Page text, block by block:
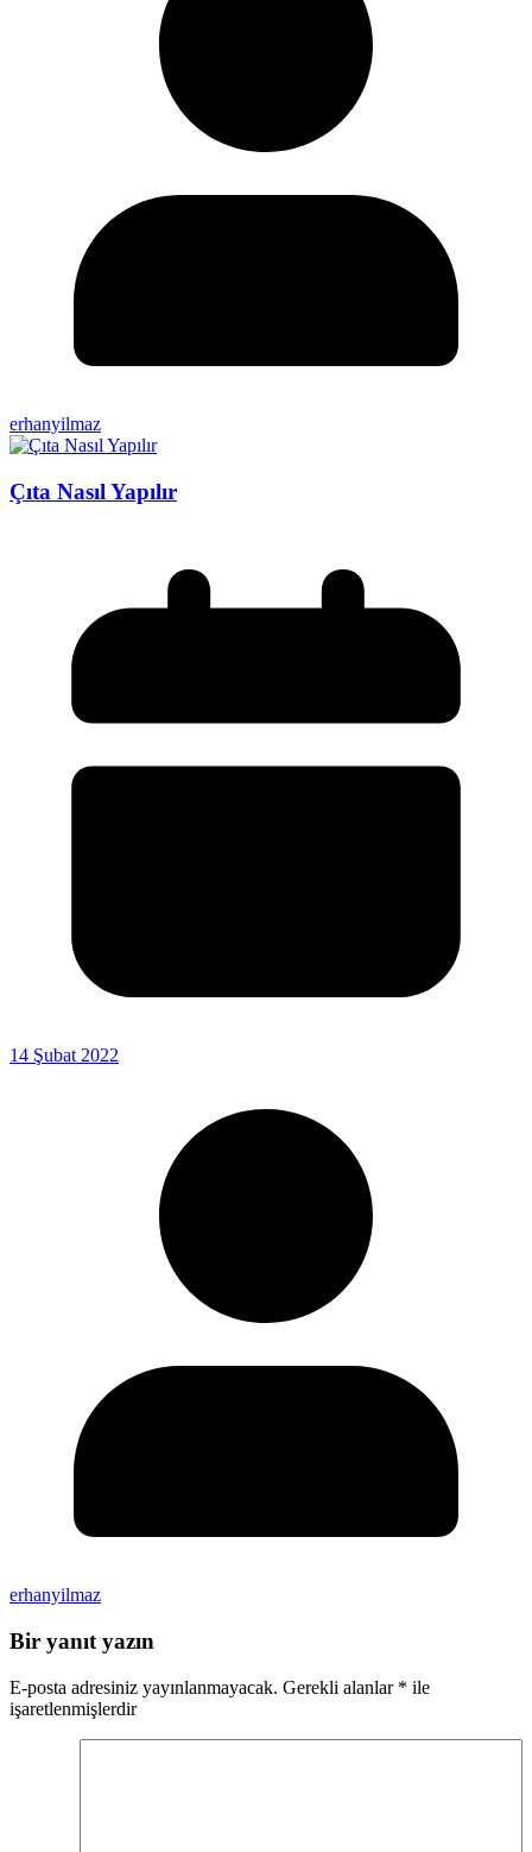
erhanyilmaz
Çıta Nasıl Yapılır
14 Şubat 2022
erhanyilmaz
Bir yanıt yazın
E-posta adresiniz yayınlanmayacak. Gerekli alanlar * ile
işaretlenmişlerdir